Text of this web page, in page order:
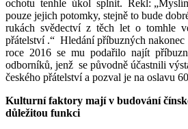
ochotu tenhle úkol splnit. Řekl:
pouze jejich potomky, stejně to bude
rukách svědectví z těch let o tomhle
přátelství .“ Hledání příbuzných
roce 2016 se mu podařilo najít
odborníků, jenž se původně účastnili
českého přátelství a pozval je na oslavu
Kulturní faktory mají v budování čí
důležitou funkci